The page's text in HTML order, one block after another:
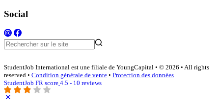
Social
StudentJob International est une filiale de YoungCapital • © 2026 • All rights
reserved • Condition générale de vente • Protection des données
StudentJob FR score 4.5 - 10 reviews